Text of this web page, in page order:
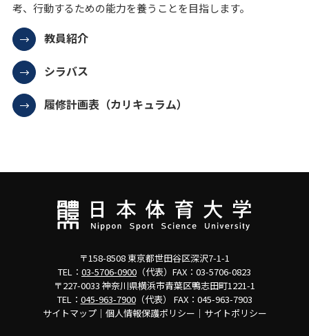
考、行動するための能力を養うことを目指します。
教員紹介
シラバス
履修計画表（カリキュラム）
〒158-8508 東京都世田谷区深沢7-1-1
TEL： 03-5706-0900 （代表）FAX：03-5706-0823
〒227-0033 神奈川県横浜市青葉区鴨志田町1221-1
TEL： 045-963-7900（代表） FAX：045-963-7903
サイトマップ｜ 個人情報保護ポリシー ｜ サイトポリシー